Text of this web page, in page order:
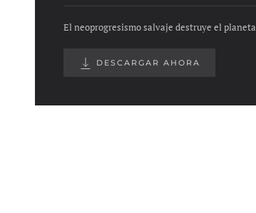
El neoprogresismo salvaje destruye el planeta
DESCARGAR AHORA